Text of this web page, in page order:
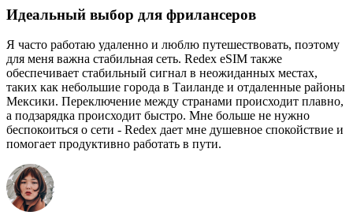
Идеальный выбор для фрилансеров
Я часто работаю удаленно и люблю путешествовать, поэтому
для меня важна стабильная сеть. Redex eSIM также
обеспечивает стабильный сигнал в неожиданных местах,
таких как небольшие города в Таиланде и отдаленные районы
Мексики. Переключение между странами происходит плавно,
а подзарядка происходит быстро. Мне больше не нужно
беспокоиться о сети - Redex дает мне душевное спокойствие и
помогает продуктивно работать в пути.